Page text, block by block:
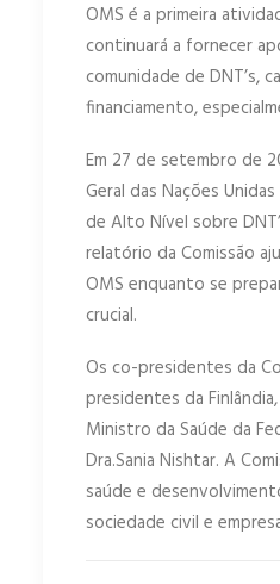
OMS é a primeira
continuará a fornecer
comunidade de DNT’s,
financiamento,
Em 27 de setembro de
Geral das Nações
de Alto Nível sobre
relatório da Comissão
OMS enquanto se
crucial.
Os co-presidentes da
presidentes da
Ministro da Saúde da
Dra.Sania Nishtar. A
saúde e
sociedade civil e